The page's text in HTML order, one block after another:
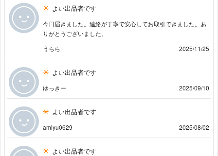
よい出品者です
今日届きました。連絡が丁寧で安心してお取引できました。あ
りがとうございました。
うらら
2025/11/25
よい出品者です
ゆっきー 2025/09/10
よい出品者です
amiyu0629 2025/08/02
よい出品者です